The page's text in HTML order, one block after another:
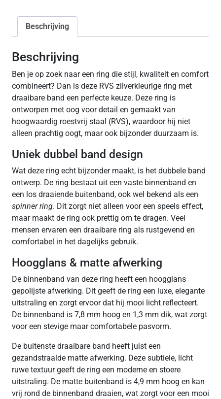
Beschrijving
Beschrijving
Ben je op zoek naar een ring die stijl, kwaliteit en comfort
combineert? Dan is deze RVS zilverkleurige ring met
draaibare band een perfecte keuze. Deze ring is
ontworpen met oog voor detail en gemaakt van
hoogwaardig roestvrij staal (RVS), waardoor hij niet
alleen prachtig oogt, maar ook bijzonder duurzaam is.
Uniek dubbel band design
Wat deze ring echt bijzonder maakt, is het dubbele band
ontwerp. De ring bestaat uit een vaste binnenband en
een los draaiende buitenband, ook wel bekend als een
spinner ring. Dit zorgt niet alleen voor een speels effect,
maar maakt de ring ook prettig om te dragen. Veel
mensen ervaren een draaibare ring als rustgevend en
comfortabel in het dagelijks gebruik.
Hoogglans & matte afwerking
De binnenband van deze ring heeft een hoogglans
gepolijste afwerking. Dit geeft de ring een luxe, elegante
uitstraling en zorgt ervoor dat hij mooi licht reflecteert.
De binnenband is 7,8 mm hoog en 1,3 mm dik, wat zorgt
voor een stevige maar comfortabele pasvorm.
De buitenste draaibare band heeft juist een
gezandstraalde matte afwerking. Deze subtiele, licht
ruwe textuur geeft de ring een moderne en stoere
uitstraling. De matte buitenband is 4,9 mm hoog en kan
vrij rond de binnenband draaien, wat zorgt voor een mooi